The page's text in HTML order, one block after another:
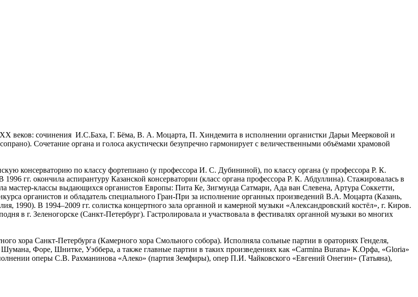
веков: сочинения И.С.Баха, Г. Бёма, В. А. Моцарта, П. Хиндемита в исполнении органистки Дарьи Меерковой и
Сочетание органа и голоса акустически безупречно гармонирует с величественными объёмами храмовой
консерваторию по классу фортепиано (у профессора И. С. Дубининой), по классу органа (у профессора Р. К.
гг. окончила аспирантуру Казанской консерватории (класс органа профессора Р. К. Абдуллина). Стажировалась в
мастер-классы выдающихся органистов Европы: Пита Ке, Зигмунда Сатмари, Ада ван Слевена, Артура Соккетти,
органистов и обладатель специального Гран-При за исполнение органных произведений В.А. Моцарта (Казань,
1990). В 1994–2009 гг. солистка концертного зала органной и камерной музыки «Александровский костёл», г. Киров.
в г. Зеленогорске (Санкт-Петербург). Гастролировала и участвовала в фестивалях органной музыки во многих
хора Санкт-Петербурга (Камерного хора Смольного собора). Исполняла сольные партии в ораториях Генделя,
Форе, Шнитке, Уэббера, а также главные партии в таких произведениях как «Carmina Burana» К.Орфа, «Gloria»
оперы С.В. Рахманинова «Алеко» (партия Земфиры), опер П.И. Чайковского «Евгений Онегин» (Татьяна),